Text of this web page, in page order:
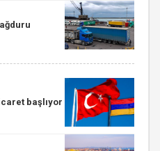
başlıyor